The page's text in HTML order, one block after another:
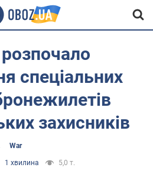
спеціальних
захисників
War
1 хвилина 5,0 т.